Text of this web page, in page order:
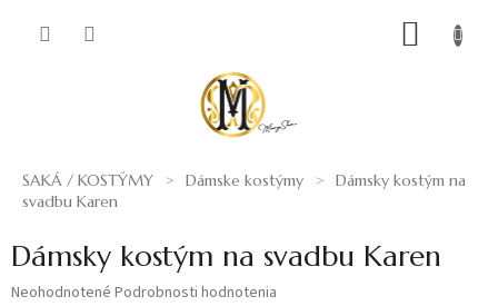
SAKÁ / KOSTÝMY Dámske kostýmy
Dámsky kostým na
svadbu Karen
Dámsky kostým na svadbu Karen
Priemerné
Neohodnotené Podrobnosti hodnotenia